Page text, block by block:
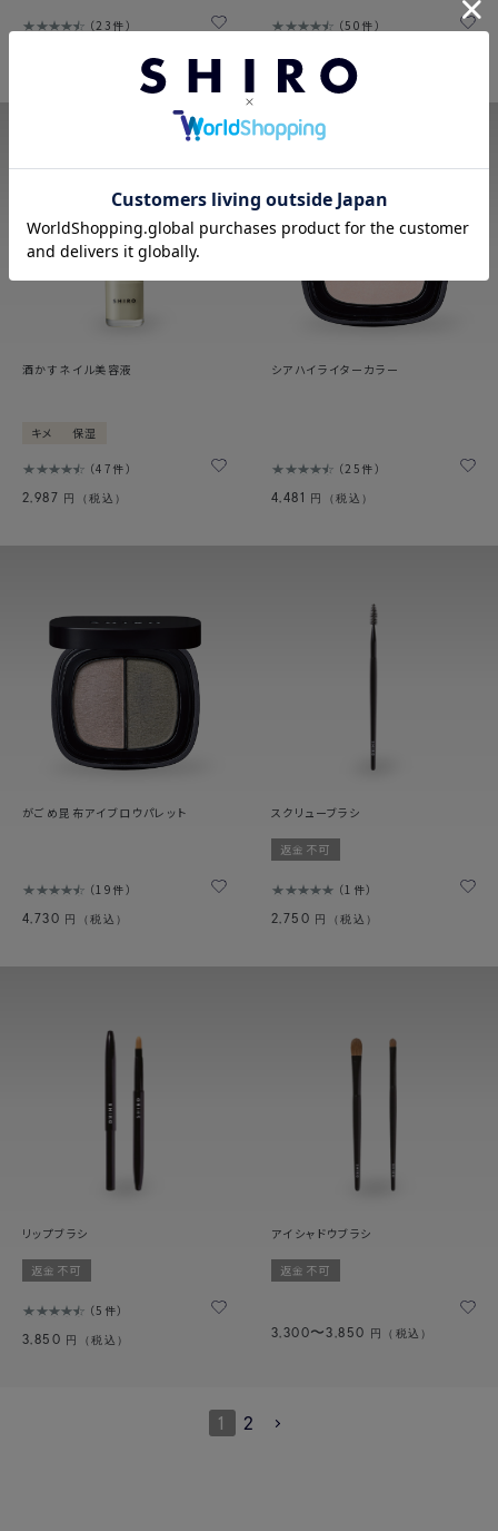
23件 50件
3,734 円（税込）
酒かすネイル美容液
キメ 保湿
47件
2,987 円（税込）
シアハイライターカラー
25件
4,481 円（税込）
がごめ昆布アイブロウパレット
19件
4,730 円（税込）
スクリューブラシ
返金不可
1件
2,750 円（税込）
リップブラシ
返金不可
5件
3,850 円（税込）
アイシャドウブラシ
返金不可
3,300〜3,850 円（税込）
1 2